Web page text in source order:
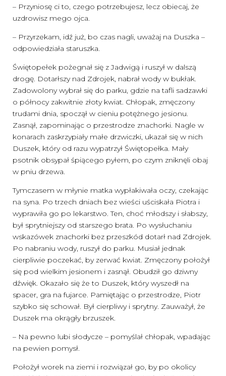
– Przyniosę ci to, czego potrzebujesz, lecz obiecaj, że
uzdrowisz mego ojca.
– Przyrzekam, idź już, bo czas nagli, uważaj na Duszka –
odpowiedziała staruszka.
Świętopełek pożegnał się z Jadwigą i ruszył w dalszą
drogę. Dotarłszy nad Zdrojek, nabrał wody w bukłak.
Zadowolony wybrał się do parku, gdzie na tafli sadzawki
o północy zakwitnie złoty kwiat. Chłopak, zmęczony
trudami dnia, spoczął w cieniu potężnego jesionu.
Zasnął, zapominając o przestrodze znachorki. Nagle w
konarach zaskrzypiały małe drzwiczki, ukazał się w nich
Duszek, który od razu wypatrzył Świętopełka. Mały
psotnik obsypał śpiącego pyłem, po czym zniknęli obaj
w pniu drzewa.
Tymczasem w młynie matka wypłakiwała oczy, czekając
na syna. Po trzech dniach bez wieści uściskała Piotra i
wyprawiła go po lekarstwo. Ten, choć młodszy i słabszy,
był sprytniejszy od starszego brata. Po wysłuchaniu
wskazówek znachorki bez przeszkód dotarł nad Zdrojek.
Po nabraniu wody, ruszył do parku. Musiał jednak
cierpliwie poczekać, by zerwać kwiat. Zmęczony położył
się pod wielkim jesionem i zasnął. Obudził go dziwny
dźwięk. Okazało się że to Duszek, który wyszedł na
spacer, gra na fujarce. Pamiętając o przestrodze, Piotr
szybko się schował. Był cierpliwy i sprytny. Zauważył, że
Duszek ma okrągły brzuszek.
– Na pewno lubi słodycze – pomyślał chłopak, wpadając
na pewien pomysł.
Położył worek na ziemi i rozwiązał go, by po okolicy